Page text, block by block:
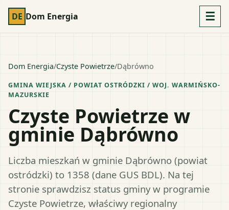
DE Dom Energia ☰
Dom Energia/Czyste Powietrze/Dąbrówno
GMINA WIEJSKA / POWIAT OSTRÓDZKI / WOJ. WARMIŃSKO-
MAZURSKIE
Czyste Powietrze w
gminie Dąbrówno
Liczba mieszkań w gminie Dąbrówno (powiat
ostródzki) to 1358 (dane GUS BDL). Na tej
stronie sprawdzisz status gminy w programie
Czyste Powietrze, właściwy regionalny